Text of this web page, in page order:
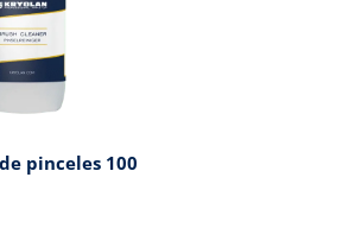
pinceles 100